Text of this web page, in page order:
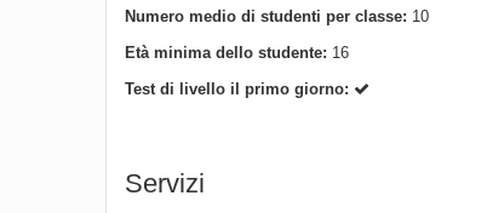
Numero medio di studenti per classe: 10
Età minima dello studente: 16
Test di livello il primo giorno:
Servizi